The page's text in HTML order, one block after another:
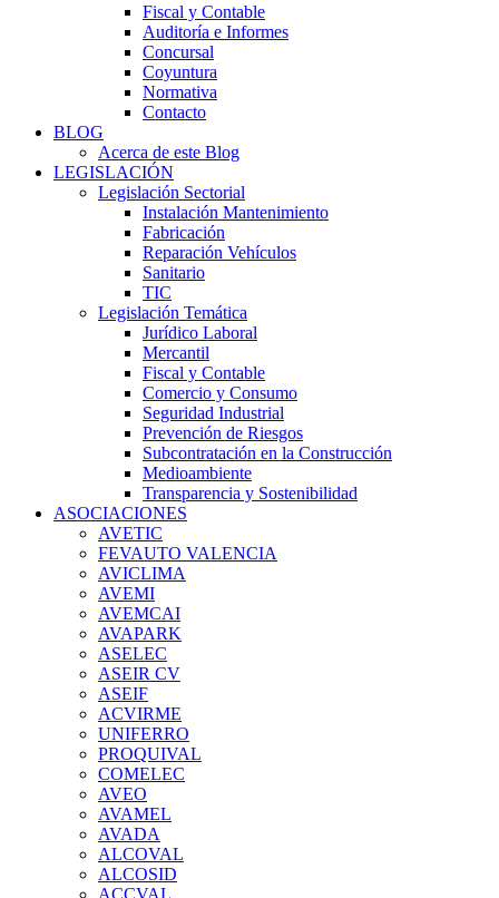
Fiscal y Contable
Auditoría e Informes
Concursal
Coyuntura
Normativa
Contacto
BLOG
Acerca de este Blog
LEGISLACIÓN
Legislación Sectorial
Instalación Mantenimiento
Fabricación
Reparación Vehículos
Sanitario
TIC
Legislación Temática
Jurídico Laboral
Mercantil
Fiscal y Contable
Comercio y Consumo
Seguridad Industrial
Prevención de Riesgos
Subcontratación en la Construcción
Medioambiente
Transparencia y Sostenibilidad
ASOCIACIONES
AVETIC
FEVAUTO VALENCIA
AVICLIMA
AVEMI
AVEMCAI
AVAPARK
ASELEC
ASEIR CV
ASEIF
ACVIRME
UNIFERRO
PROQUIVAL
COMELEC
AVEO
AVAMEL
AVADA
ALCOVAL
ALCOSID
ACCVAL